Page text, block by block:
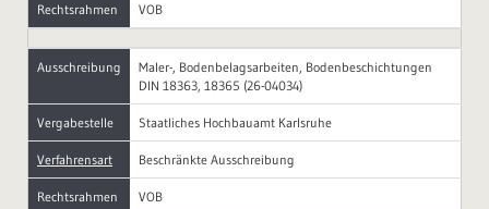
Rechtsrahmen VOB
Ausschreibung
Maler-, Bodenbelagsarbeiten, Bodenbeschichtungen
DIN 18363, 18365 (26-04034)
Vergabestelle Staatliches Hochbauamt Karlsruhe
Verfahrensart Beschränkte Ausschreibung
Rechtsrahmen VOB